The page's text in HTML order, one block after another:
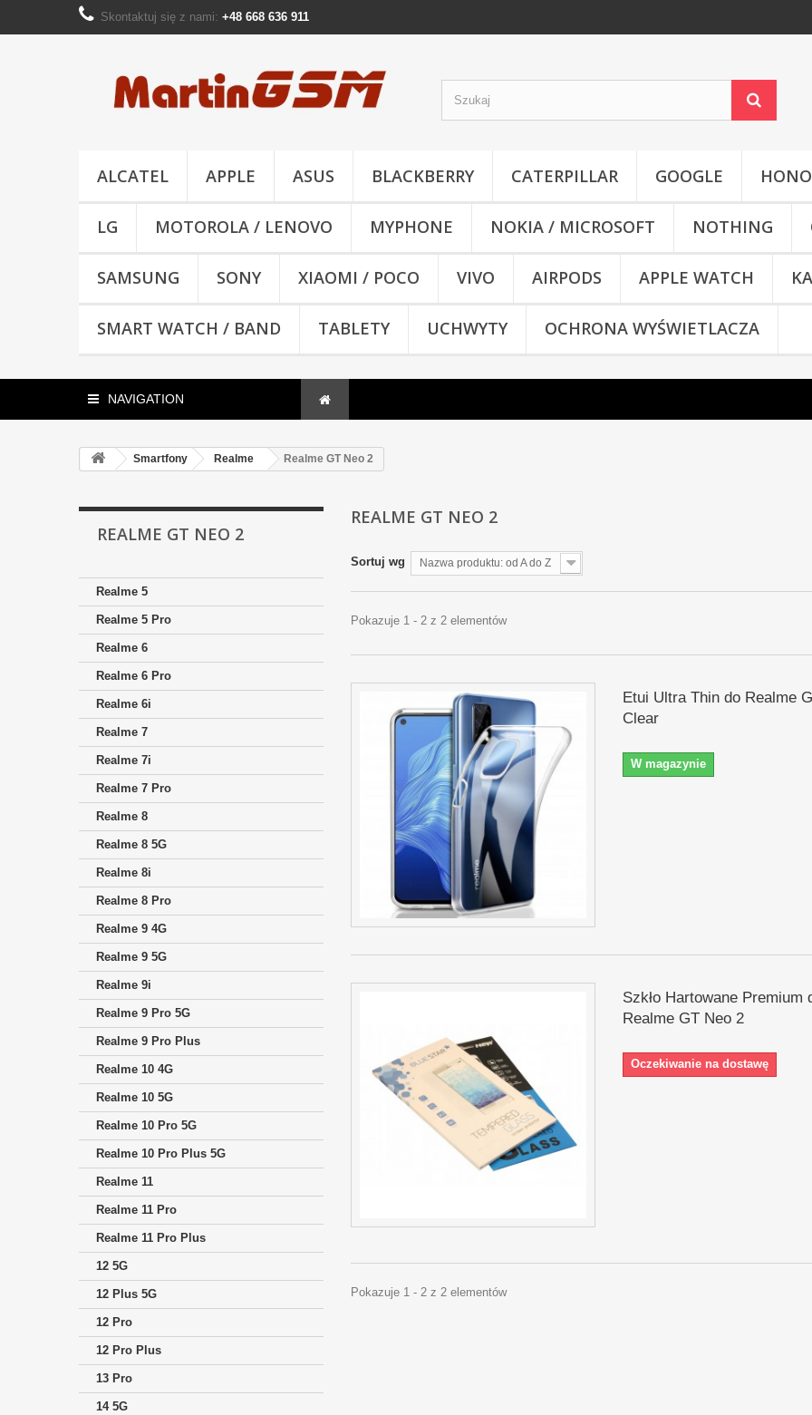
Skontaktuj się z nami: +48 668 636 911
ALCATEL APPLE ASUS BLACKBERRY CATERPILLAR GOOGLE
LG MOTOROLA / LENOVO MYPHONE NOKIA / MICROSOFT NOTHING
SAMSUNG SONY XIAOMI / POCO VIVO AIRPODS APPLE WATCH
SMART WATCH / BAND TABLETY UCHWYTY OCHRONA WYŚWIETLACZA
NAVIGATION
Smartfony Realme Realme GT Neo 2
REALME GT NEO 2
Realme 5
Realme 5 Pro
Realme 6
Realme 6 Pro
Realme 6i
Realme 7
Realme 7i
Realme 7 Pro
Realme 8
Realme 8 5G
Realme 8i
Realme 8 Pro
Realme 9 4G
Realme 9 5G
Realme 9i
Realme 9 Pro 5G
Realme 9 Pro Plus
Realme 10 4G
Realme 10 5G
Realme 10 Pro 5G
Realme 10 Pro Plus 5G
Realme 11
Realme 11 Pro
Realme 11 Pro Plus
12 5G
12 Plus 5G
12 Pro
12 Pro Plus
13 Pro
14 5G
REALME GT NEO 2
Sortuj wg Nazwa produktu: od A do Z
Pokazuje 1 - 2 z 2 elementów
Etui Ultra Thin do Realme
Clear
W magazynie
Szkło Hartowane Premium
Realme GT Neo 2
Oczekiwanie na dostawę
Pokazuje 1 - 2 z 2 elementów